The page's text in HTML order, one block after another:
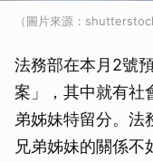
（圖片來源：
法務部在本月2號
案」，其中就有社
弟姊妹特留分。法
兄弟姊妹的關係不